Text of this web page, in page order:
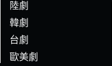
陸劇
韓劇
台劇
歐美劇